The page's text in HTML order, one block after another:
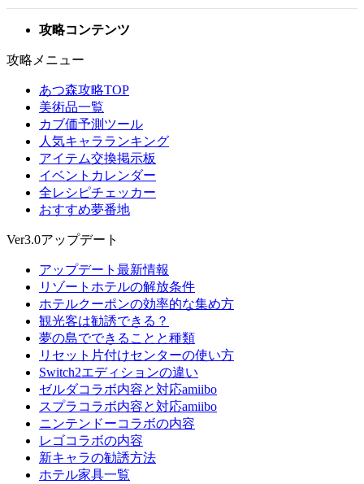
攻略コンテンツ
攻略メニュー
あつ森攻略TOP
美術品一覧
カブ価予測ツール
人気キャラランキング
アイテム交換掲示板
イベントカレンダー
全レシピチェッカー
おすすめ夢番地
Ver3.0アップデート
アップデート最新情報
リゾートホテルの解放条件
ホテルクーポンの効率的な集め方
観光客は勧誘できる？
夢の島でできることと種類
リセット片付けセンターの使い方
Switch2エディションの違い
ゼルダコラボ内容と対応amiibo
スプラコラボ内容と対応amiibo
ニンテンドーコラボの内容
レゴコラボの内容
新キャラの勧誘方法
ホテル家具一覧